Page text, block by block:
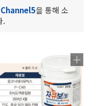
Channel5을 통해 소
.